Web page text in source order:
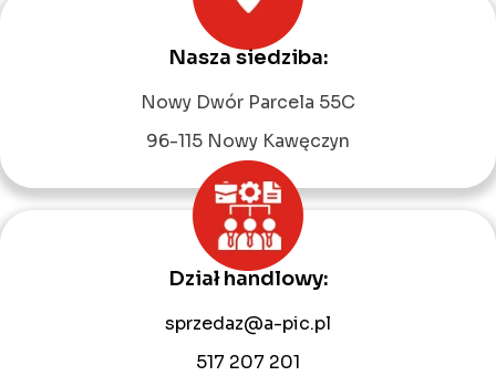
Nasza siedziba:
Nowy Dwór Parcela 55C
96-115 Nowy Kawęczyn
Dział handlowy:
sprzedaz@a-pic.pl
517 207 201